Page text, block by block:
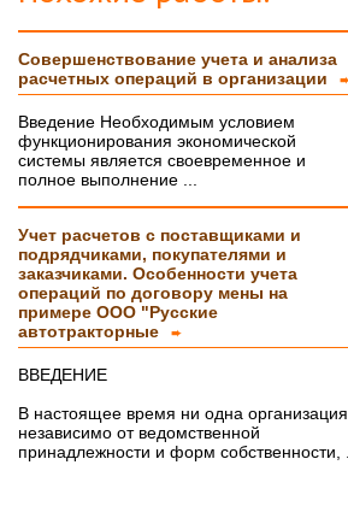
Яна
06.10.2017
Большое спасибо Вам и автору!!! Это
Спасибо, что ВЫ есть!!!
Совершенствование учета и анализа
расчетных операций в организации
➨
Введение Необходимым условием
функционирования экономической
системы является своевременное и
полное выполнение ...
Учет расчетов с поставщиками и
подрядчиками, покупателями и
заказчиками. Особенности учета
операций по договору мены на
примере ООО "Русские
автотракторные
➨
ВВЕДЕНИЕ
В настоящее время ни одна организация,
независимо от ведомственной
принадлежности и форм собственности,